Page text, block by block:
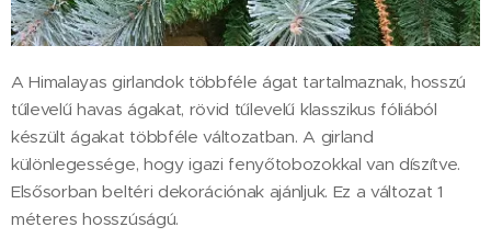
A Himalayas girlandok többféle ágat tartalmaznak, hosszú
tűlevelű havas ágakat, rövid tűlevelű klasszikus fóliából
készült ágakat többféle változatban. A girland
különlegessége, hogy igazi fenyőtobozokkal van díszítve.
Elsősorban beltéri dekorációnak ajánljuk. Ez a változat 1
méteres hosszúságú.